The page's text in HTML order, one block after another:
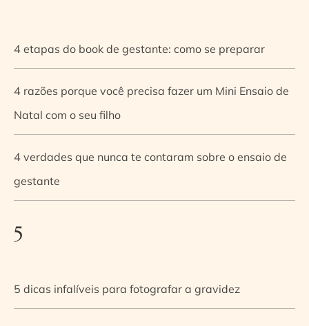
4 etapas do book de gestante: como se preparar
4 razões porque você precisa fazer um Mini Ensaio de
Natal com o seu filho
4 verdades que nunca te contaram sobre o ensaio de
gestante
5
5 dicas infalíveis para fotografar a gravidez